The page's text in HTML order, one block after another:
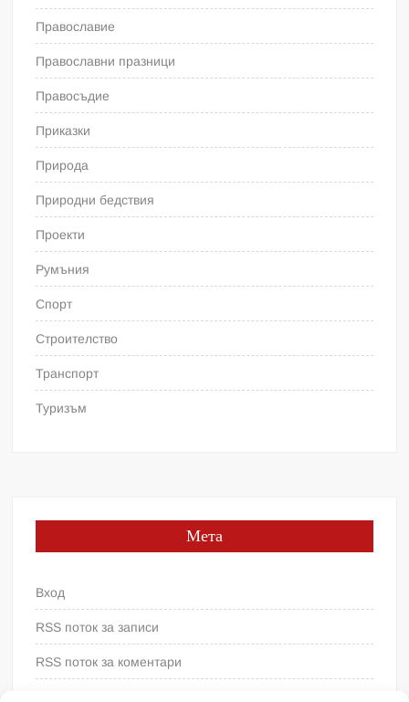
Православие
Православни празници
Правосъдие
Приказки
Природа
Природни бедствия
Проекти
Румъния
Спорт
Строителство
Транспорт
Туризъм
Мета
Вход
RSS поток за записи
RSS поток за коментари